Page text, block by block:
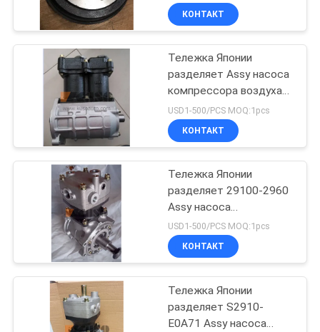
на HINO 300 Dutro
N04C/N04CT
КОНТАКТ
Тележка Японии
разделяет Assy насоса
компрессора воздуха
29100-2364 для
РЕНДЖЕРА
J08CT/J08C l бренда
USD1-500/PCS MOQ:1pcs
КОНТАКТ
Тележка Японии
разделяет 29100-2960
Assy насоса
компрессора воздуха 2
слоев для бренда HINO
700 Profia E13C HNTC
USD1-500/PCS MOQ:1pcs
КОНТАКТ
Тележка Японии
разделяет S2910-
E0A71 Assy насоса